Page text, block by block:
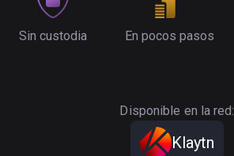
Sin custodia En pocos pasos
Disponible en la red:
Klaytn